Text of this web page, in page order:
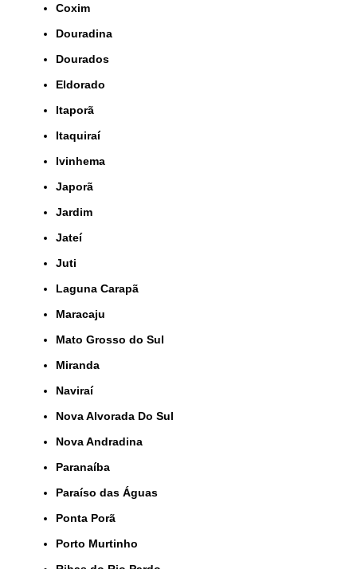
Coxim
Douradina
Dourados
Eldorado
Itaporã
Itaquiraí
Ivinhema
Japorã
Jardim
Jateí
Juti
Laguna Carapã
Maracaju
Mato Grosso do Sul
Miranda
Naviraí
Nova Alvorada Do Sul
Nova Andradina
Paranaíba
Paraíso das Águas
Ponta Porã
Porto Murtinho